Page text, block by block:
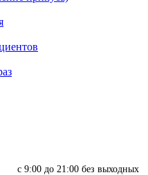
с 9:00 до 21:00 без выходных